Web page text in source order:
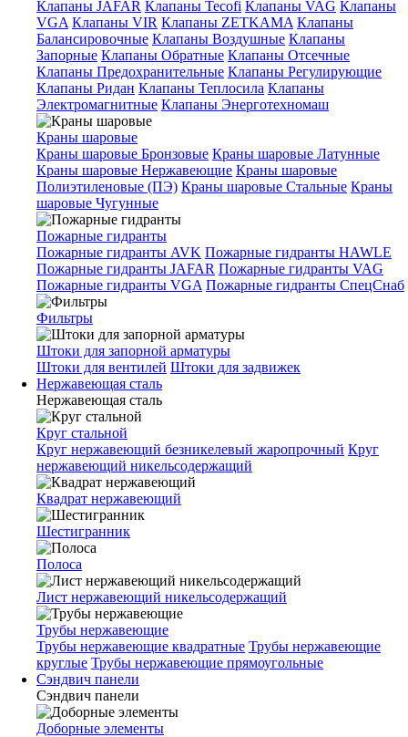
Клапаны JAFAR Клапаны Tecofi Клапаны VAG Клапаны
VGA Клапаны VIR Клапаны ZETKAMA Клапаны
Балансировочные Клапаны Воздушные Клапаны
Запорные Клапаны Обратные Клапаны Отсечные
Клапаны Предохранительные Клапаны Регулирующие
Клапаны Ридан Клапаны Теплосила Клапаны
Электромагнитные Клапаны Энерготехномаш
Краны шаровые
Краны шаровые Бронзовые Краны шаровые Латунные
Краны шаровые Нержавеющие Краны шаровые
Полиэтиленовые (ПЭ) Краны шаровые Стальные Краны
шаровые Чугунные
Пожарные гидранты
Пожарные гидранты AVK Пожарные гидранты HAWLE
Пожарные гидранты JAFAR Пожарные гидранты VAG
Пожарные гидранты VGA Пожарные гидранты СпецСнаб
Фильтры
Штоки для запорной арматуры
Штоки для вентилей Штоки для задвижек
Нержавеющая сталь
Нержавеющая сталь
Круг стальной
Круг нержавеющий безникелевый жаропрочный Круг
нержавеющий никельсодержащий
Квадрат нержавеющий
Шестигранник
Полоса
Лист нержавеющий никельсодержащий
Трубы нержавеющие
Трубы нержавеющие квадратные Трубы нержавеющие
круглые Трубы нержавеющие прямоугольные
Сэндвич панели
Сэндвич панели
Доборные элементы